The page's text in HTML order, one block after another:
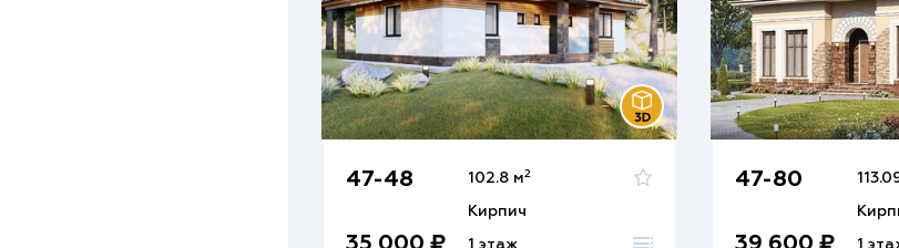
47-48
35 000 ₽
102.8 м2
Кирпич
1 этаж
47-80
39 600 ₽ 1